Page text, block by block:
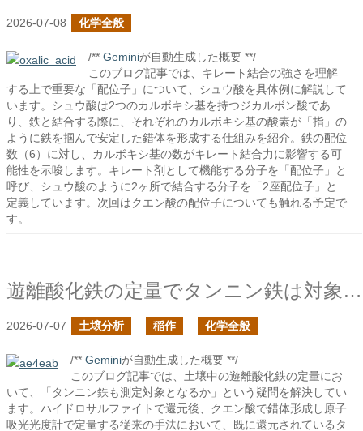
2026-07-08 化学全般
/** Geminiが自動生成した概要 **/
このブログ記事では、キレート結合の強さを理解
する上で重要な「配位子」について、シュウ酸を具体例に解説して
います。シュウ酸は2つのカルボキシ基を持つジカルボン酸であ
り、鉄と結合する際に、それぞれのカルボキシ基の酸素が「指」の
ように鉄を掴んで安定した錯体を形成する仕組みを紹介。鉄の配位
数（6）に対し、カルボキシ基の数がキレート結合力に影響する可
能性を示唆します。キレート剤として機能する分子を「配位子」と
呼び、シュウ酸のように2ヶ所で結合する分子を「2座配位子」と
定義しています。次回はクエン酸の配位子についても触れる予定で
す。
遊離酸化鉄の定量でタンニン鉄は対象であるか？
2026-07-07 土壌分析 稲作 化学全般
/** Geminiが自動生成した概要 **/
このブログ記事では、土壌中の遊離酸化鉄の定量にお
いて、「タンニン鉄も測定対象となるか」という疑問を解決してい
ます。ハイドロサルファイトで還元後、クエン酸で錯体形成し原子
吸光光度計で定量する従来の手法において、既に還元されているタ